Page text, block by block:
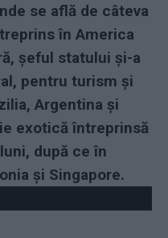
se află de câteva
în America
șeful statului și-a
pentru turism și
Argentina și
exotică întreprinsă
după ce în
și Singapore.